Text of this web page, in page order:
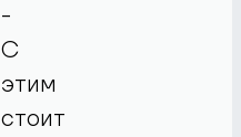
-
С
этим
стоит